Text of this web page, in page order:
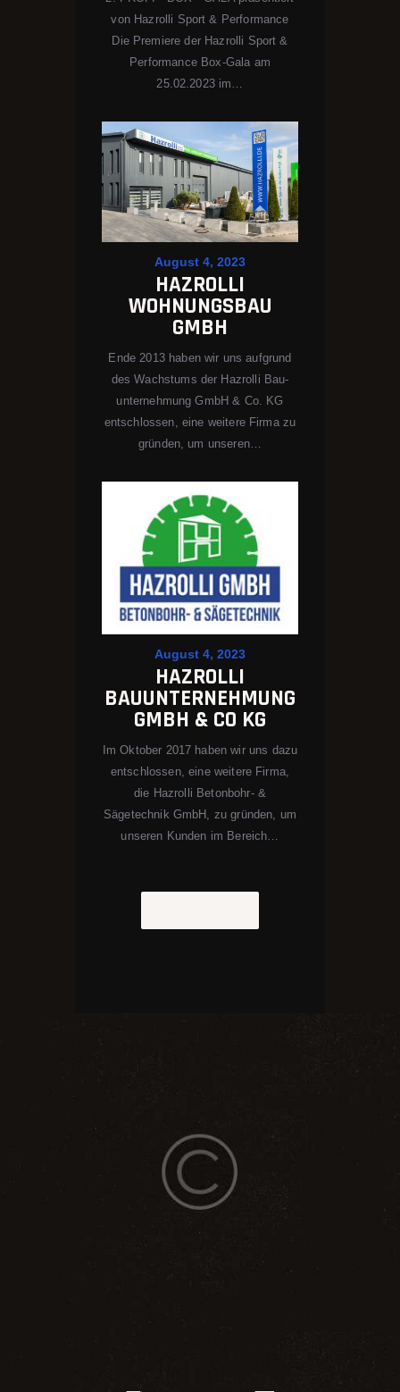
von Hazrolli Sport & Performance
Die Premiere der Hazrolli Sport &
Performance Box-Gala am
25.02.2023 im…
HAZROLLI
WOHNUNGSBAU
GMBH
August 4, 2023
Ende 2013 haben wir uns aufgrund
des Wachstums der Hazrolli Bau­
unter­nehmung GmbH & Co. KG
entschlossen, eine weitere Firma zu
gründen, um unseren…
HAZROLLI
BAUUNTERNEHMUNG
GMBH & CO KG
August 4, 2023
Im Oktober 2017 haben wir uns dazu
entschlossen, eine weitere Firma,
die Hazrolli Betonbohr- &
Sägetechnik GmbH, zu gründen, um
unseren Kunden im Bereich…